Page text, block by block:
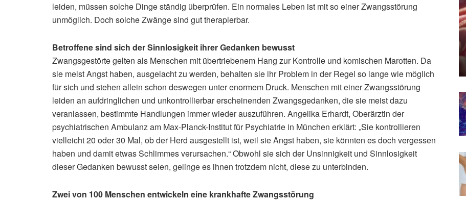
leiden, müssen solche Dinge ständig überprüfen. Ein normales Leben ist mit so einer Zwangsstörung
unmöglich. Doch solche Zwänge sind gut therapierbar.
Betroffene sind sich der Sinnlosigkeit ihrer Gedanken bewusst
Zwangsgestörte gelten als Menschen mit übertriebenem Hang zur Kontrolle und komischen Marotten. Da
sie meist Angst haben, ausgelacht zu werden, behalten sie ihr Problem in der Regel so lange wie möglich
für sich und stehen allein schon deswegen unter enormem Druck. Menschen mit einer Zwangsstörung
leiden an aufdringlichen und unkontrollierbar erscheinenden Zwangsgedanken, die sie meist dazu
veranlassen, bestimmte Handlungen immer wieder auszuführen. Angelika Erhardt, Oberärztin der
psychiatrischen Ambulanz am Max-Planck-Institut für Psychiatrie in München erklärt: „Sie kontrollieren
vielleicht 20 oder 30 Mal, ob der Herd ausgestellt ist, weil sie Angst haben, sie könnten es doch vergessen
haben und damit etwas Schlimmes verursachen.“ Obwohl sie sich der Unsinnigkeit und Sinnlosigkeit
dieser Gedanken bewusst seien, gelinge es ihnen trotzdem nicht, diese zu unterbinden.
Zwei von 100 Menschen entwickeln eine krankhafte Zwangsstörung